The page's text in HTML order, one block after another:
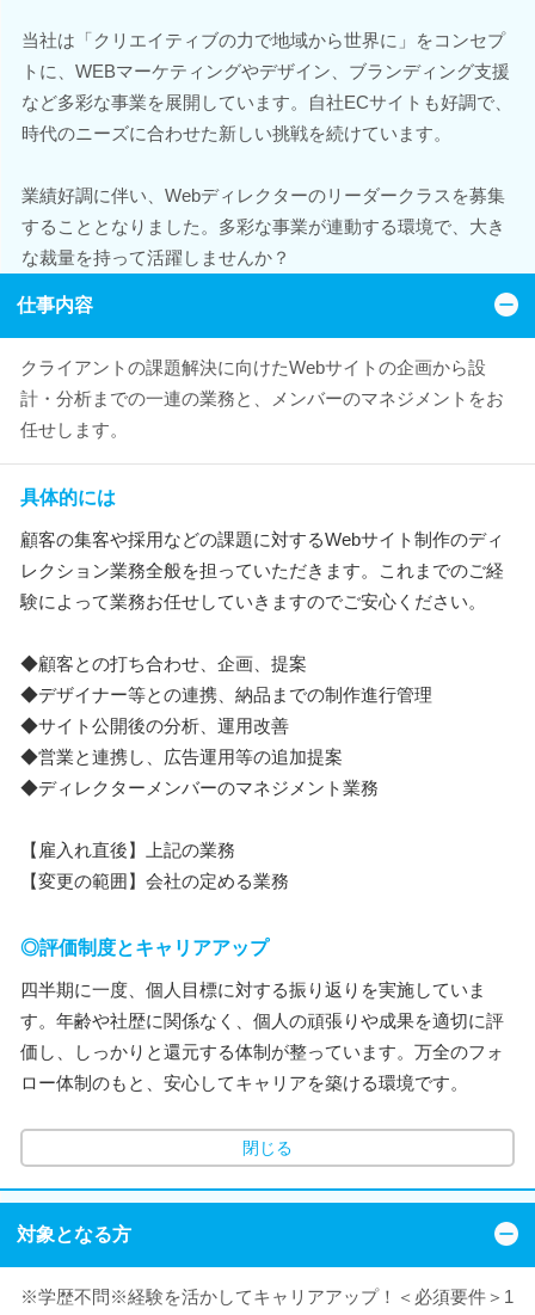
当社は「クリエイティブの力で地域から世界に」をコンセプ
トに、WEBマーケティングやデザイン、ブランディング支援
など多彩な事業を展開しています。自社ECサイトも好調で、
時代のニーズに合わせた新しい挑戦を続けています。
業績好調に伴い、Webディレクターのリーダークラスを募集
することとなりました。多彩な事業が連動する環境で、大き
な裁量を持って活躍しませんか？
仕事内容
クライアントの課題解決に向けたWebサイトの企画から設
計・分析までの一連の業務と、メンバーのマネジメントをお
任せします。
具体的には
顧客の集客や採用などの課題に対するWebサイト制作のディ
レクション業務全般を担っていただきます。これまでのご経
験によって業務お任せしていきますのでご安心ください。
◆顧客との打ち合わせ、企画、提案
◆デザイナー等との連携、納品までの制作進行管理
◆サイト公開後の分析、運用改善
◆営業と連携し、広告運用等の追加提案
◆ディレクターメンバーのマネジメント業務
【雇入れ直後】上記の業務
【変更の範囲】会社の定める業務
◎評価制度とキャリアアップ
四半期に一度、個人目標に対する振り返りを実施していま
す。年齢や社歴に関係なく、個人の頑張りや成果を適切に評
価し、しっかりと還元する体制が整っています。万全のフォ
ロー体制のもと、安心してキャリアを築ける環境です。
閉じる
対象となる方
※学歴不問※経験を活かしてキャリアアップ！＜必須要件＞1